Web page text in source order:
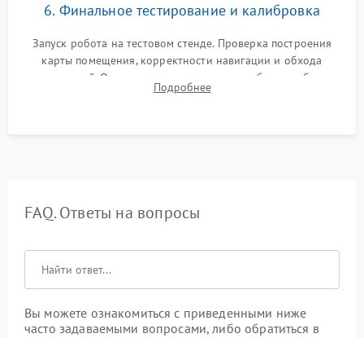
6. Финальное тестирование и калибровка
Запуск робота на тестовом стенде. Проверка построения
карты помещения, корректности навигации и обхода
препятствий. Оценка силы всасывания и работы турбины.
Тестирование автоматического возврата на док-станцию и
Подробнее
FAQ. Ответы на вопросы
Вы можете ознакомиться с приведенными ниже
часто задаваемыми вопросами, либо обратиться в